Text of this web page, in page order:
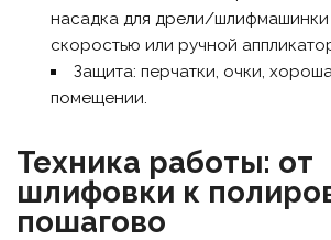
насадка для дрели/шлифмашинки
скоростью или ручной
Защита: перчатки, очки,
помещении.
Техника работы: от
шлифовки к
пошагово